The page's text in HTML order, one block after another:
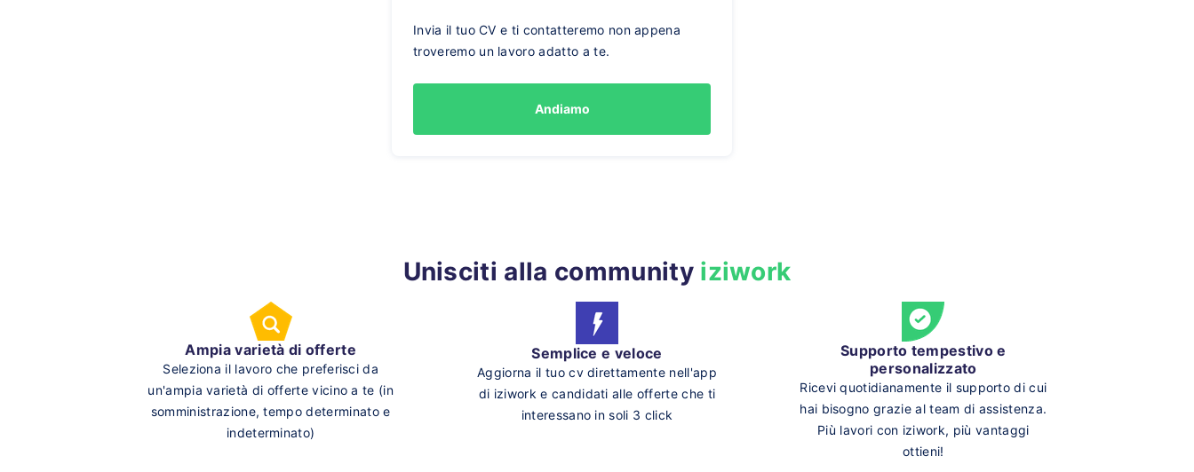
Invia il tuo CV e ti contatteremo non appena
troveremo un lavoro adatto a te.
Andiamo
Unisciti alla community iziwork
Ampia varietà di offerte
Seleziona il lavoro che preferisci da
un'ampia varietà di offerte vicino a te (in
somministrazione, tempo determinato e
indeterminato)
Semplice e veloce
Aggiorna il tuo cv direttamente nell'app
di iziwork e candidati alle offerte che ti
interessano in soli 3 click
Supporto tempestivo e
personalizzato
Ricevi quotidianamente il supporto di cui
hai bisogno grazie al team di assistenza.
Più lavori con iziwork, più vantaggi
ottieni!